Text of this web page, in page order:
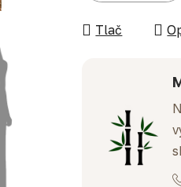
Tlač